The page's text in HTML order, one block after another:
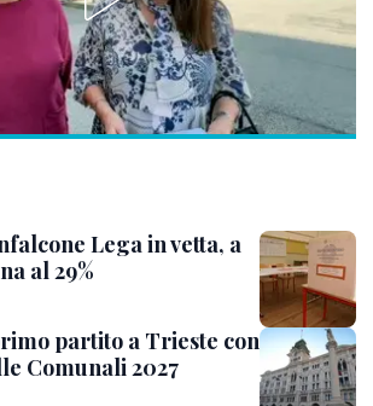
Lega in vetta, a
al 29%
partito a Trieste con
Comunali 2027